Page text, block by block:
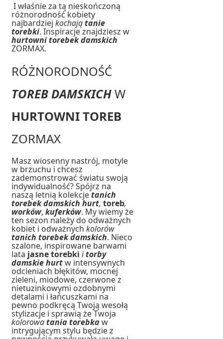
I właśnie za tą nieskończoną
różnorodność kobiety
najbardziejkochajątanie
torebki. Inspiracje znajdziesz w
hurtowni torebek damskich
ZORMAX.
RÓŻNORODNOŚĆ
TOREB DAMSKICHW
HURTOWNI TOREB
ZORMAX
Masz wiosenny nastrój, motyle
w brzuchu i chcesz
zademonstrować światu swoją
indywidualność? Spójrz na
naszą letnią kolekcjetanich
torebek damskich hurt,toreb,
worków,kuferków. My wiemy że
ten sezon należy do odważnych
kobiet i odważnychkolorów
tanich torebek damskich. Nieco
szalone, inspirowane barwami
lata jasne torebki itorby
damskiehurtw intensywnych
odcieniach błękitów, mocnej
zieleni, miodowe, czerwone z
nietuzinkowymi ozdobnymi
detalami i łańcuszkami na
pewno podkręcą Twoją wesołą
stylizacje i sprawią że Twoja
kolorowatania torebkaw
intrygującym stylu będzie z